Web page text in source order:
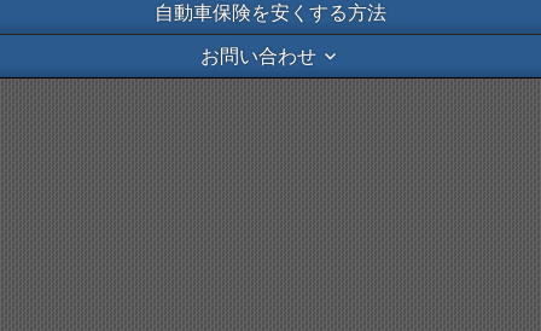
自動車保険を安くする方法
お問い合わせ